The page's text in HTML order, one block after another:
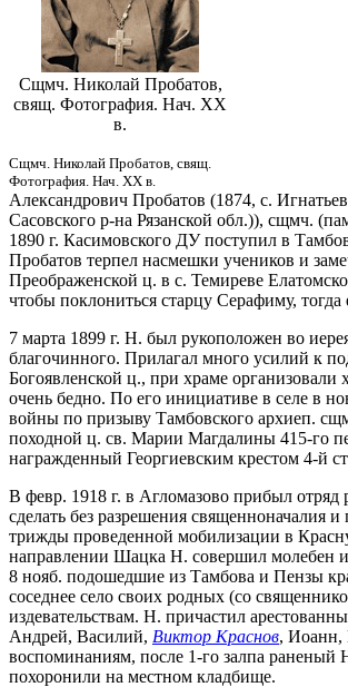
Сщмч. Николай Пробатов,
свящ. Фотография. Нач. XX
в.
Сщмч. Николай Пробатов, свящ.
Фотография. Нач. XX в.
Александрович Пробатов (1874, с.
Сасовского р-на Рязанской обл.)), сщмч.
1890 г. Касимовского ДУ поступил в
Пробатов терпел насмешки учеников и
Преображенской ц. в с. Темиреве
чтобы поклониться старцу Серафиму,
7 марта 1899 г. Н. был рукоположен во
благочинного. Прилагал много усилий к
Богоявленской ц., при храме
очень бедно. По его инициативе в селе в
войны по призыву Тамбовского архиеп.
походной ц. св. Марии Магдалины 415-го
награжденный Георгиевским крестом 4-й
В февр. 1918 г. в Агломазово прибыл отряд
сделать без разрешения священноначалия
трижды проведенной мобилизации в
направлении Шацка Н. совершил молебен
8 нояб. подошедшие из Тамбова и Пензы
соседнее село своих родных (со
издевательствам. Н. причастил
Андрей, Василий, Виктор Краснов, Иоанн,
воспоминаниям, после 1-го залпа раненый
похоронили на местном кладбище.